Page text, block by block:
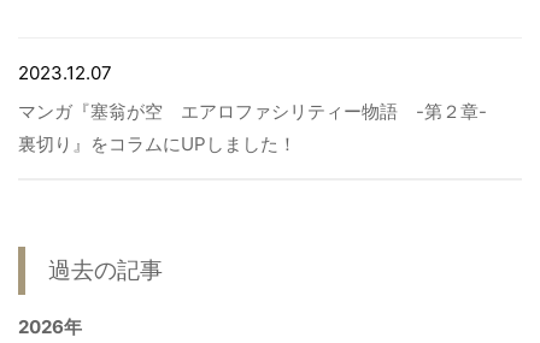
お問い合わせ
自治体関係者の方
2023.12.07
マンガ『塞翁が空 エアロファシリティー物語 -第２章-
裏切り』をコラムにUPしました！
過去の記事
2026年